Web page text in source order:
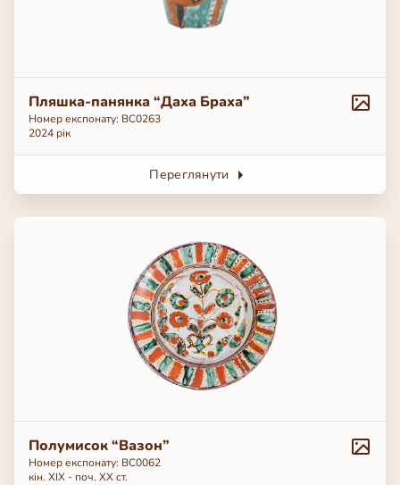
Пляшка-панянка “Даха Браха”
Номер експонату: ВС0263
2024 рік
Переглянути
Полумисок “Вазон”
Номер експонату: BC0062
кін. ХІХ - поч. ХХ ст.